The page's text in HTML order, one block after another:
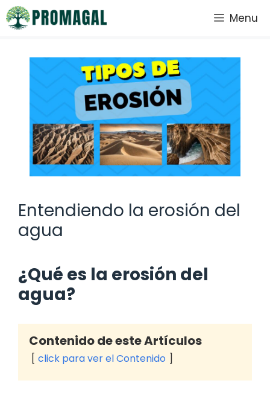
Saltar
al
Menu
Entendiendo la erosión del
agua
¿Qué es la erosión del
agua?
Contenido de este Artículos
click para ver el Contenido